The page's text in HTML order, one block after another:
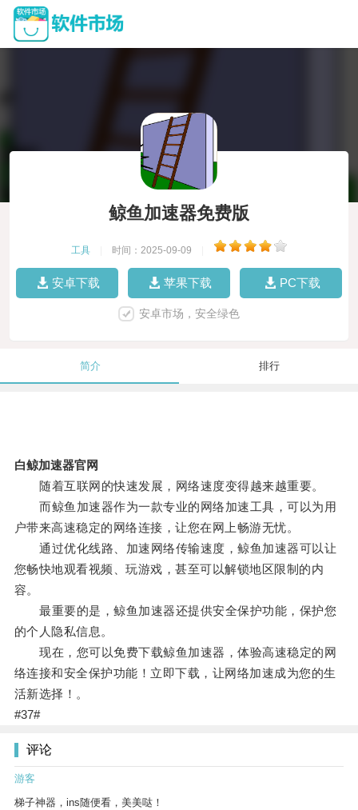
鲸鱼加速器免费版
工具 时间：2025-09-09
安卓下载 苹果下载 PC下载
安卓市场，安全绿色
简介 排行
白鲸加速器官网
随着互联网的快速发展，网络速度变得越来越重要。
而鲸鱼加速器作为一款专业的网络加速工具，可以为用
户带来高速稳定的网络连接，让您在网上畅游无忧。
通过优化线路、加速网络传输速度，鲸鱼加速器可以让
您畅快地观看视频、玩游戏，甚至可以解锁地区限制的内
容。
最重要的是，鲸鱼加速器还提供安全保护功能，保护您
的个人隐私信息。
现在，您可以免费下载鲸鱼加速器，体验高速稳定的网
络连接和安全保护功能！立即下载，让网络加速成为您的生
活新选择！。
#37#
评论
游客
梯子神器，ins随便看，美美哒！